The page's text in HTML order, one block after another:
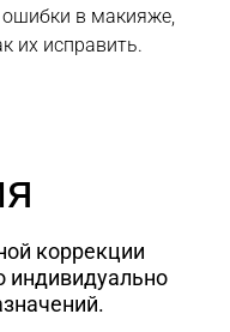
в макияже,
их исправить.
коррекции
индивидуально